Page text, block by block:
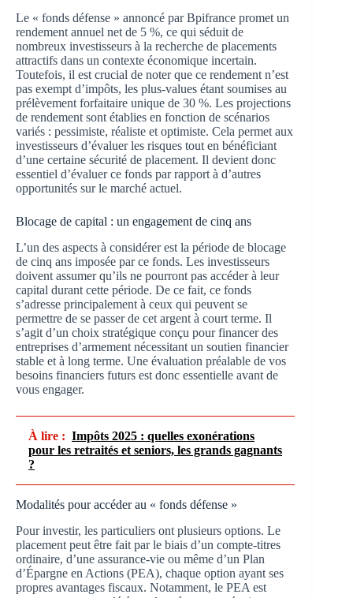
Le « fonds défense » annoncé par Bpifrance promet un
rendement annuel net de 5 %, ce qui séduit de
nombreux investisseurs à la recherche de placements
attractifs dans un contexte économique incertain.
Toutefois, il est crucial de noter que ce rendement n’est
pas exempt d’impôts, les plus-values étant soumises au
prélèvement forfaitaire unique de 30 %. Les projections
de rendement sont établies en fonction de scénarios
variés : pessimiste, réaliste et optimiste. Cela permet aux
investisseurs d’évaluer les risques tout en bénéficiant
d’une certaine sécurité de placement. Il devient donc
essentiel d’évaluer ce fonds par rapport à d’autres
opportunités sur le marché actuel.
Blocage de capital : un engagement de cinq ans
L’un des aspects à considérer est la période de blocage
de cinq ans imposée par ce fonds. Les investisseurs
doivent assumer qu’ils ne pourront pas accéder à leur
capital durant cette période. De ce fait, ce fonds
s’adresse principalement à ceux qui peuvent se
permettre de se passer de cet argent à court terme. Il
s’agit d’un choix stratégique conçu pour financer des
entreprises d’armement nécessitant un soutien financier
stable et à long terme. Une évaluation préalable de vos
besoins financiers futurs est donc essentielle avant de
vous engager.
À lire : Impôts 2025 : quelles exonérations
pour les retraités et seniors, les grands gagnants
?
Modalités pour accéder au « fonds défense »
Pour investir, les particuliers ont plusieurs options. Le
placement peut être fait par le biais d’un compte-titres
ordinaire, d’une assurance-vie ou même d’un Plan
d’Épargne en Actions (PEA), chaque option ayant ses
propres avantages fiscaux. Notamment, le PEA est